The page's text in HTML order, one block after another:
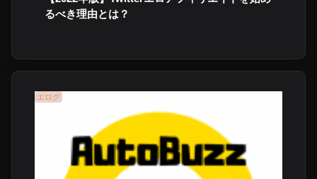
るべき理由とは？
エログ